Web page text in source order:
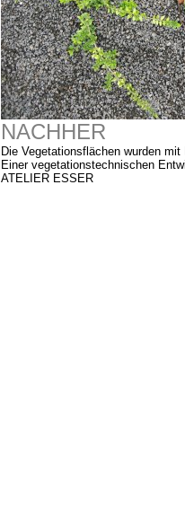
NACHHER
Die Vegetationsflächen wurden
Einer vegetationstechnischen
ATELIER ESSER